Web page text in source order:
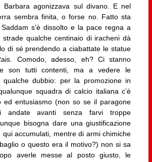
Barbara agonizzava sul divano. E nel
sembra finita, o forse no. Fatto sta
s’è dissolto e la pace regna a
strade qualche centinaio di iracheni dà
di sé prendendo a ciabattate le statue
Comodo, adesso, eh? Ci stanno
son tutti contenti, ma a vedere le
qualche dubbio: per la promozione in
squadra di calcio italiana c’è
ed entusiasmo (non so se il paragone
andate avanti senza farvi troppe
bisogna dare una giustificazione
qui accumulati, mentre di armi chimiche
o questo era il motivo?) non si sa
averle messe al posto giusto, le